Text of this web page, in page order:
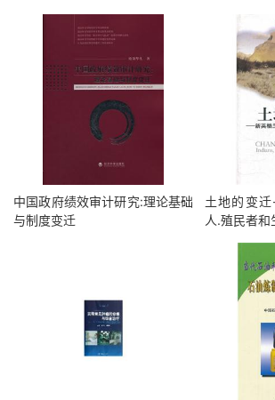
中国政府绩效审计研究:理论基础
与制度变迁
土地的变
人.殖民者